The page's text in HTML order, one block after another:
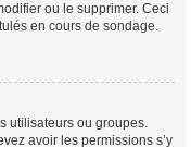
ou le supprimer. Ceci
en cours de sondage.
utilisateurs ou groupes.
avoir les permissions s’y